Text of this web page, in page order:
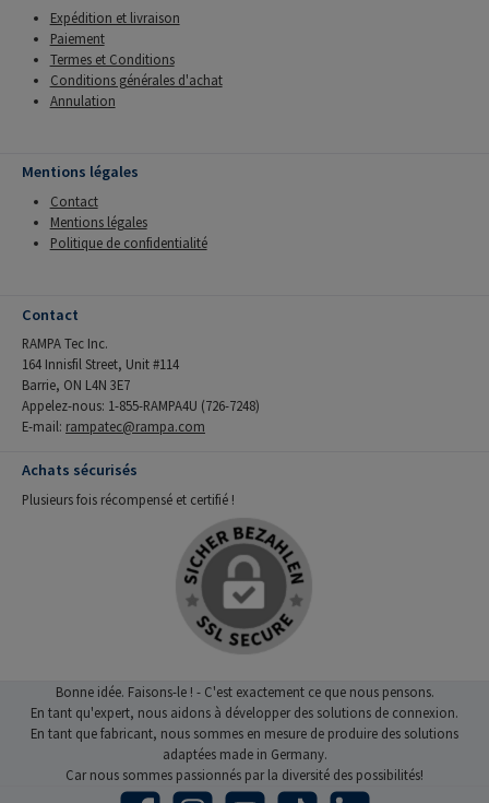
Expédition et livraison
Paiement
Termes et Conditions
Conditions générales d'achat
Annulation
Mentions légales
Contact
Mentions légales
Politique de confidentialité
Contact
RAMPA Tec Inc.
164 Innisfil Street, Unit #114
Barrie, ON L4N 3E7
Appelez-nous: 1-855-RAMPA4U (726-7248)
E-mail: rampatec@rampa.com
Achats sécurisés
Plusieurs fois récompensé et certifié !
Bonne idée. Faisons-le ! - C'est exactement ce que nous pensons.
En tant qu'expert, nous aidons à développer des solutions de connexion.
En tant que fabricant, nous sommes en mesure de produire des solutions
adaptées made in Germany.
Car nous sommes passionnés par la diversité des possibilités!